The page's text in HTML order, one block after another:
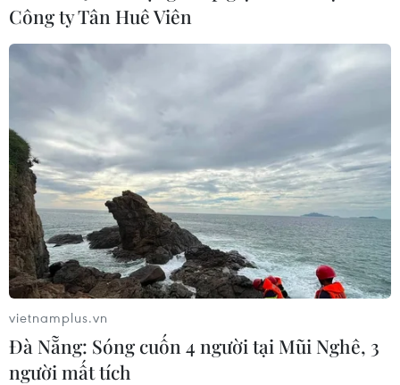
31/12/2019 14:02
Năm 2019, ngành tài chính đã thành công xuất sắc
nhiệm vụ tài chính - ngân sách trên mọi mặt công tác,
hoàn thành toàn diện kế hoạch xây dựng pháp luật và
thu ngân sách Nhà nước vượt trên 9% dự toán.
Công ty Tân Huê Viên
vietnamplus.vn
Đà Nẵng: Sóng cuốn 4 người tại Mũi Nghê, 3
người mất tích